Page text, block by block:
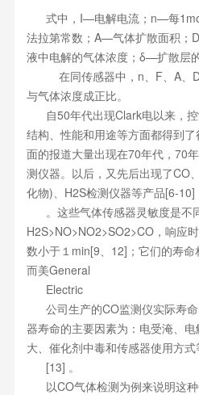
式中，I—电解电流；n—每
法拉第常数；A—气体扩散面积
液中电解的气体浓度；δ—扩散层的
在同传感器中，n、F、A、D
与气体浓度成正比。
自50年代出现Clark电以来，控
结构、性能和用途等方面都得到
面的报道大量出现在70年代，70
测仪器。以后，又先后出现了CO
化物)、H2S检测仪器等产品[6-10]
。这些气体传感器灵敏度是不
H2S>NO>NO2>SO2>CO，响应
数小于１min[9、12]；它们的寿命
而美General
Electric
公司生产的CO监测仪实际寿命
器寿命的主要因素为：电受淹、
大、催化剂中毒和传感器使用方式
[13] 。
以CO气体检测为例来说明这种